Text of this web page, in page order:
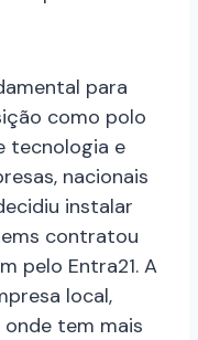
para
como polo
tecnologia e
nacionais
instalar
contratou
pelo Entra21. A
local,
onde tem mais